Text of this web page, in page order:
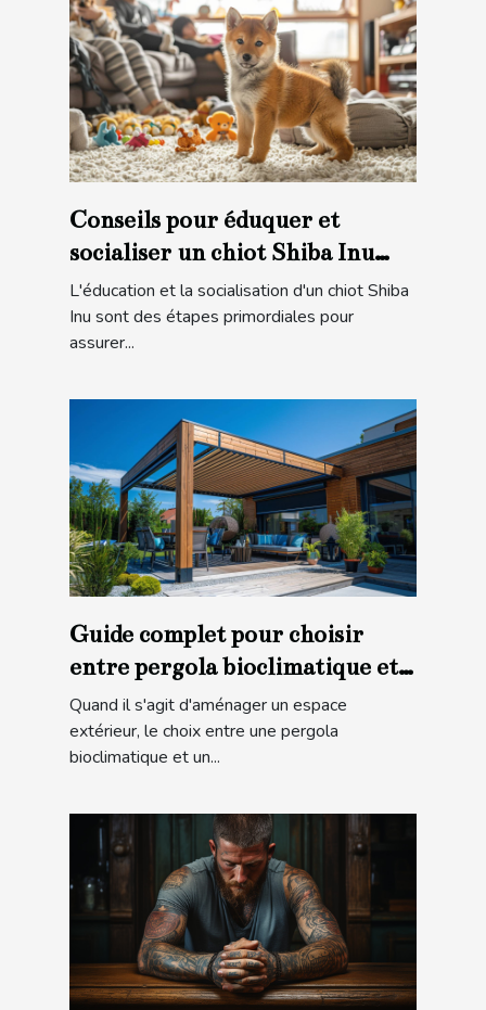
Conseils pour éduquer et
socialiser un chiot Shiba Inu
pour une intégration familiale
réussie
L'éducation et la socialisation d'un chiot Shiba
Inu sont des étapes primordiales pour
assurer...
Guide complet pour choisir
entre pergola bioclimatique et
store banne
Quand il s'agit d'aménager un espace
extérieur, le choix entre une pergola
bioclimatique et un...